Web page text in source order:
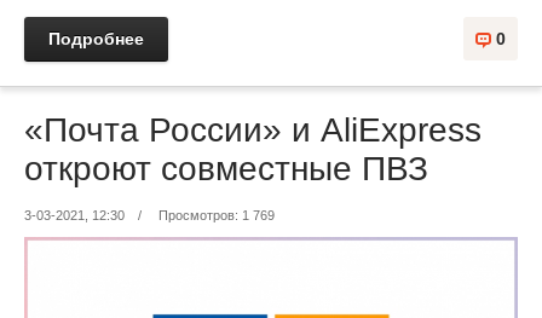
Подробнее 0
«Почта России» и AliExpress
откроют совместные ПВЗ
3-03-2021, 12:30 / Просмотров: 1 769